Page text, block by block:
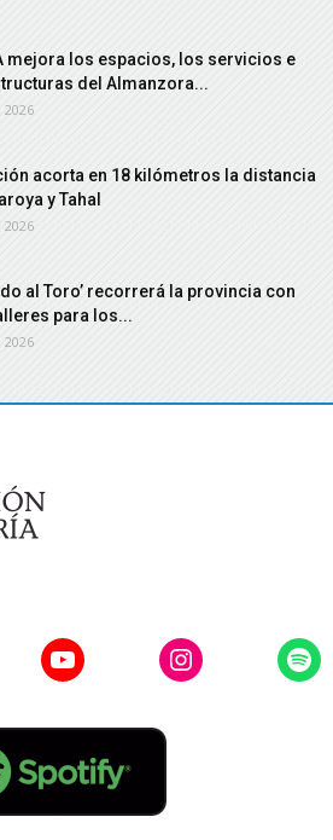
mejora los espacios, los servicios e
del Almanzora...
2026
acorta en 18 kilómetros la distancia
y Tahal
2026
al Toro’ recorrerá la provincia con
para los...
2026
YouTubeInstagram